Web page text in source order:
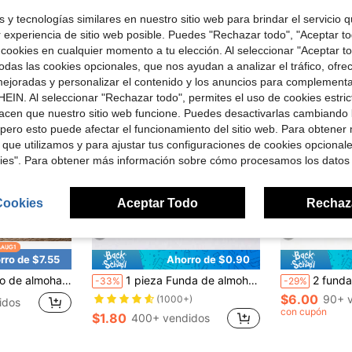
de $7.55
agua para muebles de patio, relleno de almohada rectangular premium para sofá, sillón, columpio de porche y cojines de exterior
Ahorro de $0.90
-33% 1 pieza Funda de almohada de sobre de satén de seda premium sin relleno, suave y transpirable, libre de arrugas, mejor para el cabello, la piel y el sueño, ropa de cama para dormitorio, de vuelta a la escuela
(1000+)
$1.80 400+ vendidos
-29% 2 fundas de almohada para cabello y
$6.00 90+
con cupón
y tecnologías similares en nuestro sitio web para brindar el servicio
de sitio web posible. Puedes "Rechazar todo", "Aceptar
en cualquier momento a tu elección. Al seleccionar "Aceptar
las cookies opcionales, que nos ayudan a analizar el tráfico,
y personalizar el contenido y los anuncios para
Al seleccionar "Rechazar todo", permites el uso de cookies
que nuestro sitio web funcione. Puedes desactivarlas cambiando
esto puede afectar el funcionamiento del sitio web. Para obtener
utilizamos y para ajustar tus configuraciones de cookies
Para obtener más información sobre cómo procesamos los datos
Aceptar Todo